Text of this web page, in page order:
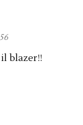
blazer!!